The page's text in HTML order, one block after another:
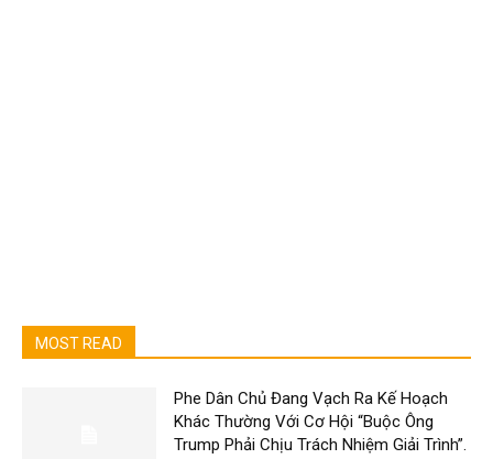
MOST READ
Phe Dân Chủ Đang Vạch Ra Kế Hoạch
Khác Thường Với Cơ Hội “Buộc Ông
Trump Phải Chịu Trách Nhiệm Giải Trình”.